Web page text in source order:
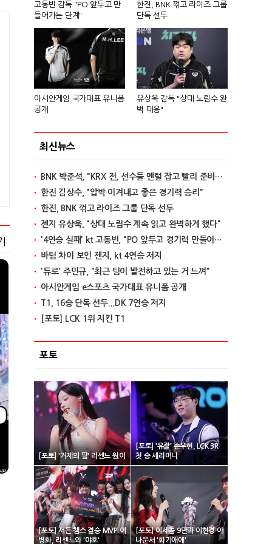
고동빈 감독 "PO 앞두고 만
들어가는 단계"
한진, BNK 꺾고 라이즈 그룹
단독 선두
아시안게임 국가대표 유니폼
공개
유상욱 감독 "상대 노림수 완
벽 대응"
최신뉴스
BNK 박준석, "KRX 전, 선수들 멘털 잡고 빨리 준비할 것"
한진 김상수, "압박 이겨내고 좋은 경기력 승리"
한진, BNK 꺾고 라이즈 그룹 단독 선두
젠지 유상욱, "상대 노림수 계속 읽고 완벽하게 했다"
'4연승 실패' kt 고동빈, "PO 앞두고 경기력 만들어가는 단계"
바텀 차이 보인 젠지, kt 4연승 저지
'듀로' 주민규, "최근 팀이 발전하고 있는 거 느껴"
아시안게임 e스포츠 국가대표 유니폼 공개
T1, 16승 단독 선두...DK 7연승 저지
[포토] LCK 1위 지킨 T1
포토
[포토] '거제의 딸' 리센느 원이
[포토] '유칼' 손우현, LCK 3R
첫 승 세리머니
[포토] 서든 챔스 결승 MVP 이
병화, 리센느와 '야호'
[포토] 이세돌 9단과 이현경 아
나운서 '화기애애'